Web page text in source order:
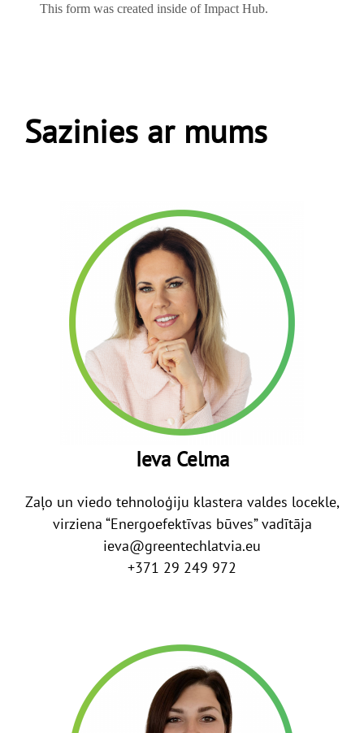
Sazinies ar mums
Ieva Celma
Zaļo un viedo tehnoloģiju klastera valdes locekle,
virziena “Energoefektīvas būves” vadītāja
ieva@greentechlatvia.eu
+371 29 249 972